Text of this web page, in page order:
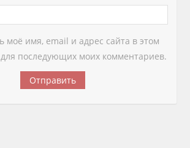
моё имя, email и адрес сайта в этом
для последующих моих комментариев.